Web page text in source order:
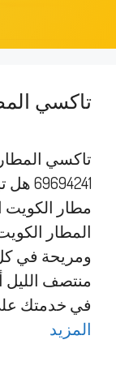
تاكسي المطار
مطار
ومريحة في
منتصف الليل
في خدمتك
المزيد